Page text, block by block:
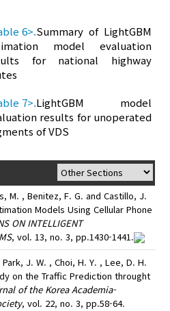
6>.Summary of LightGBM
model evaluation
for national highway
7>.LightGBM model
results for unoperated
of VDS
M. , Benitez, F. G. and Castillo, J.
Models Using Cellular Phone
ON INTELLIGENT
, vol. 13, no. 3, pp.1430-1441.
J. W. , Choi, H. Y. , Lee, D. H.
on the Traffic Prediction throught
of the Korea Academia-
, vol. 22, no. 3, pp.58-64.